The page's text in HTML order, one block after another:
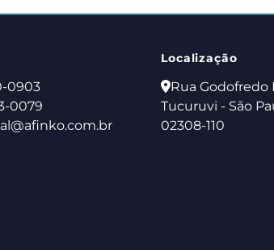
0903
0079
Localização
Rua Godofredo
Tucuruvi - São
02308-110